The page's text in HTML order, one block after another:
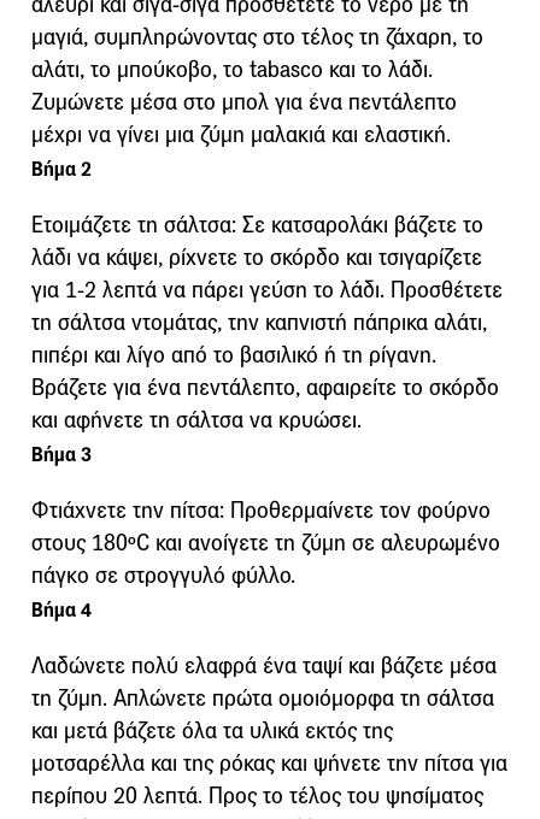
μαγιά, συμπληρώνοντας στο τέλος τη ζάχαρη, το
αλάτι, το μπούκοβο, το tabasco και το λάδι.
Ζυμώνετε μέσα στο μπολ για ένα πεντάλεπτο
μέχρι να γίνει μια ζύμη μαλακιά και ελαστική.
Βήμα 2
Ετοιμάζετε τη σάλτσα: Σε κατσαρολάκι βάζετε το
λάδι να κάψει, ρίχνετε το σκόρδο και τσιγαρίζετε
για 1-2 λεπτά να πάρει γεύση το λάδι. Προσθέτετε
τη σάλτσα ντομάτας, την καπνιστή πάπρικα αλάτι,
πιπέρι και λίγο από το βασιλικό ή τη ρίγανη.
Βράζετε για ένα πεντάλεπτο, αφαιρείτε το σκόρδο
και αφήνετε τη σάλτσα να κρυώσει.
Βήμα 3
Φτιάχνετε την πίτσα: Προθερμαίνετε τον φούρνο
στους 180ºC και ανοίγετε τη ζύμη σε αλευρωμένο
πάγκο σε στρογγυλό φύλλο.
Βήμα 4
Λαδώνετε πολύ ελαφρά ένα ταψί και βάζετε μέσα
τη ζύμη. Απλώνετε πρώτα ομοιόμορφα τη σάλτσα
και μετά βάζετε όλα τα υλικά εκτός της
μοτσαρέλλα και της ρόκας και ψήνετε την πίτσα για
περίπου 20 λεπτά. Προς το τέλος του ψησίματος